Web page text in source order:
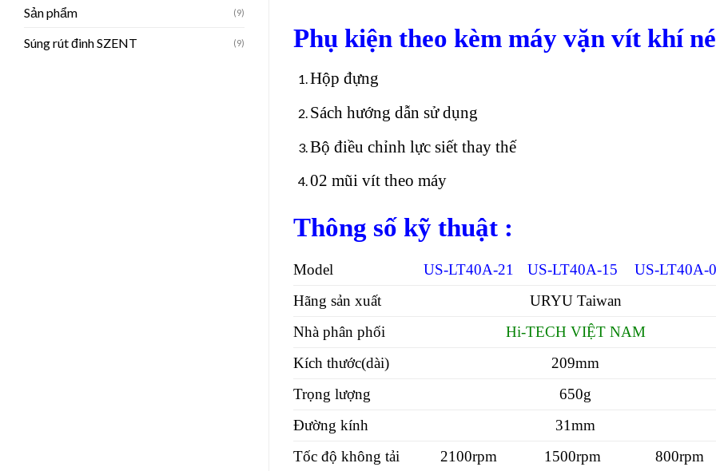
Sản phẩm (9)
Súng rút đinh SZENT (9) Phụ kiện theo kèm máy vặn vít khí
Hộp đựng
Sách hướng dẫn sử dụng
Bộ điều chỉnh lực siết thay thế
02 mũi vít theo máy
Thông số kỹ thuật :
Model US-LT40A-21 US-LT40A-15
US-LT40A-
Hãng sản xuất
URYU Taiwan
Nhà phân phối
Hi-TECH VIỆT NAM
Kích thước(dài)
209mm
Trọng lượng
650g
Đường kính
31mm
Tốc độ không tải
2100rpm 1500rpm
800rpm